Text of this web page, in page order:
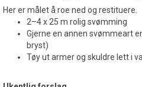
Her er målet å roe ned og restituere.
2–4 x 25 m rolig svømming
Gjerne en annen svømmeart
bryst)
Tøy ut armer og skuldre lett i